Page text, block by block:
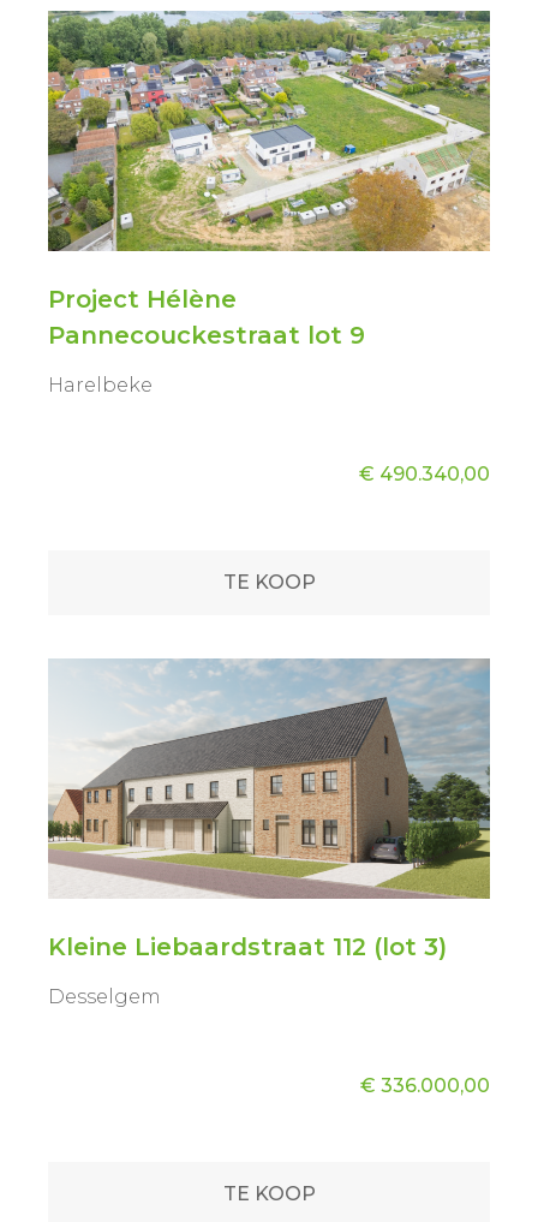
Project Hélène
Pannecouckestraat lot 9
Harelbeke
€ 490.340,00
TE KOOP
Kleine Liebaardstraat 112 (lot 3)
Desselgem
€ 336.000,00
TE KOOP